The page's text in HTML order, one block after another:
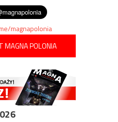
magnapolonia
MAGNA POLONIA